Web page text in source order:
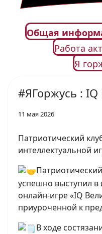
Общая
Работа
Я
#ЯГоржусь :
11 мая 2026
Патриотический
интеллектуальной
успешно выступил в
онлайн‑игре «IQ
приуроченной к
В ходе